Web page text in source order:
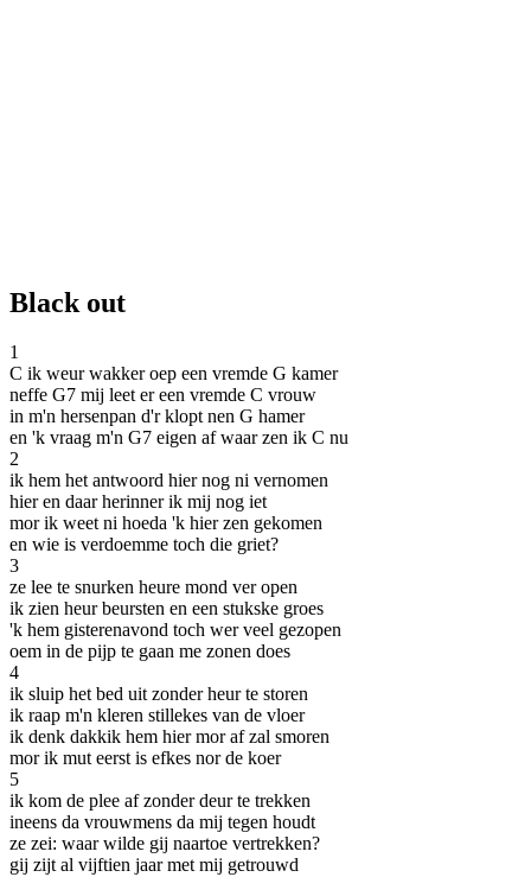
Black out
1
C ik weur wakker oep een vremde G kamer
neffe G7 mij leet er een vremde C vrouw
in m'n hersenpan d'r klopt nen G hamer
en 'k vraag m'n G7 eigen af waar zen ik C nu
2
ik hem het antwoord hier nog ni vernomen
hier en daar herinner ik mij nog iet
mor ik weet ni hoeda 'k hier zen gekomen
en wie is verdoemme toch die griet?
3
ze lee te snurken heure mond ver open
ik zien heur beursten en een stukske groes
'k hem gisterenavond toch wer veel gezopen
oem in de pijp te gaan me zonen does
4
ik sluip het bed uit zonder heur te storen
ik raap m'n kleren stillekes van de vloer
ik denk dakkik hem hier mor af zal smoren
mor ik mut eerst is efkes nor de koer
5
ik kom de plee af zonder deur te trekken
ineens da vrouwmens da mij tegen houdt
ze zei: waar wilde gij naartoe vertrekken?
gij zijt al vijftien jaar met mij getrouwd